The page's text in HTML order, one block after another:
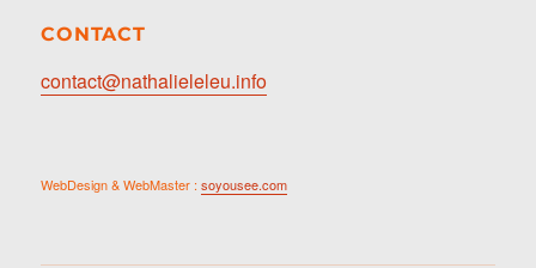
CONTACT
contact@nathalieleleu.info
WebDesign & WebMaster :soyousee.com